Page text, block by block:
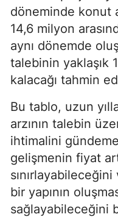
döneminde konut
14,6 milyon
aynı dönemde
talebinin yaklaşık
kalacağı tahmin
Bu tablo, uzun
arzının talebin
ihtimalini
gelişmenin fiyat
bir yapının
sağlayabileceğini